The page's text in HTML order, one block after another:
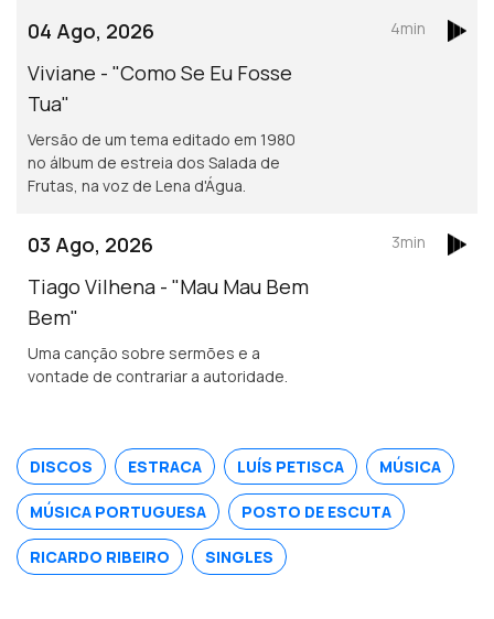
04 Ago, 2026
Viviane - "Como Se Eu Fosse
Tua"
Versão de um tema editado em 1980
no álbum de estreia dos Salada de
Frutas, na voz de Lena d'Água.
4min
03 Ago, 2026
Tiago Vilhena - "Mau Mau Bem
Bem"
Uma canção sobre sermões e a
vontade de contrariar a autoridade.
3min
DISCOS ESTRACA LUÍS PETISCA MÚSICA
MÚSICA PORTUGUESA POSTO DE ESCUTA
RICARDO RIBEIRO SINGLES